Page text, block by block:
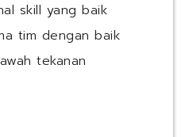
skill yang baik
tim dengan baik
tekanan